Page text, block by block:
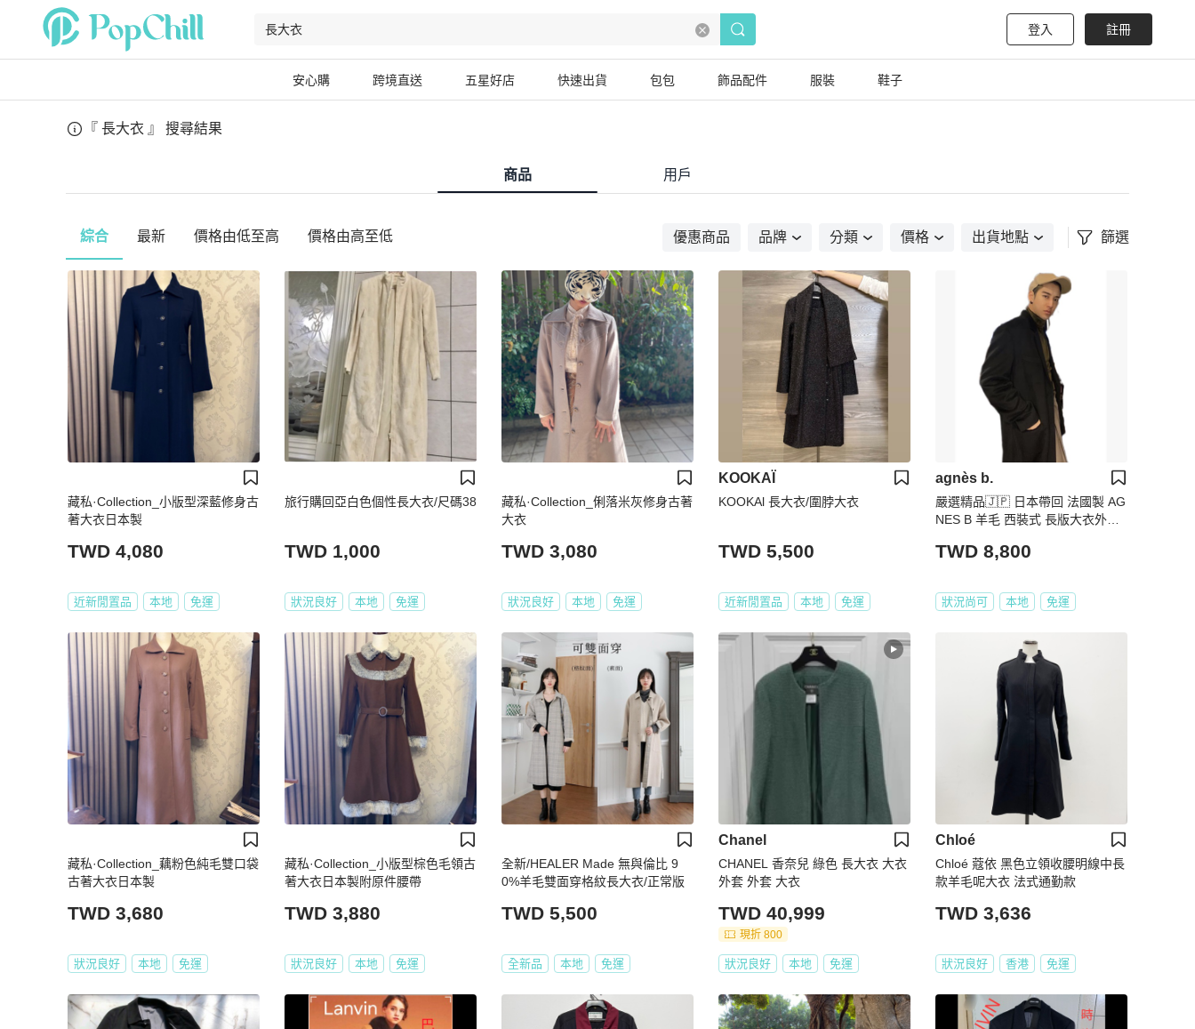
登入 註冊
安心購 跨境直送 五星好店 快速出貨 包包 飾品配件 服裝 鞋子
『 長大衣 』 搜尋結果
商品 用戶
綜合 最新 價格由低至高 價格由高至低 優惠商品 品牌 分類 價格 出貨地點 篩選
藏私·Collection_小版型深藍修身古
著大衣日本製
TWD 4,080
近新閒置品 本地 免運
旅行購回亞白色個性長大衣/尺碼38
TWD 1,000
狀況良好 本地 免運
藏私·Collection_俐落米灰修身古著
大衣
TWD 3,080
狀況良好 本地 免運
KOOKAÏ
KOOKAl 長大衣/圍脖大衣
TWD 5,500
近新閒置品 本地 免運
agnès b.
嚴選精品🇯🇵 日本帶回 法國製 AG
NES B 羊毛 西裝式 長版大衣外套
件 #男女都可以穿 肩寬約46cm 衣
準繞道
TWD 8,800
狀況尚可 本地 免運
藏私·Collection_藕粉色純毛雙口袋
古著大衣日本製
TWD 3,680
狀況良好 本地 免運
藏私·Collection_小版型棕色毛領古
著大衣日本製附原件腰帶
TWD 3,880
狀況良好 本地 免運
全新/HEALER Made 無與倫比 9
0%羊毛雙面穿格紋長大衣/正常版
TWD 5,500
全新品 本地 免運
Chanel
CHANEL 香奈兒 綠色 長大衣 大衣
外套 外套 大衣
TWD 40,999
現折 800
狀況良好 本地 免運
Chloé
Chloé 蔻依 黑色立領收腰明線中長
款羊毛呢大衣 法式通勤款
TWD 3,636
狀況良好 香港 免運